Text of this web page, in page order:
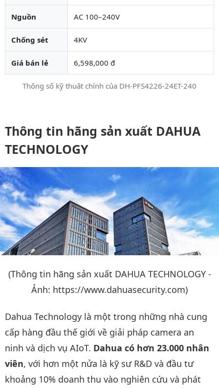
Thông số kỹ thuật chính của DH-PFS4226-24ET-240
Nguồn AC 100–240V
Chống sét 4KV
Giá bán lẻ 6,598,000 đ
Thông tin hãng sản xuất DAHUA
TECHNOLOGY
(Thông tin hãng sản xuất DAHUA TECHNOLOGY -
Ảnh: https://www.dahuasecurity.com)
Dahua Technology là một trong những nhà cung
cấp hàng đầu thế giới về giải pháp camera an
ninh và dịch vụ AIoT. Dahua có hơn 23.000 nhân
viên, với hơn một nửa là kỹ sư R&D và đầu tư
khoảng 10% doanh thu vào nghiên cứu và phát